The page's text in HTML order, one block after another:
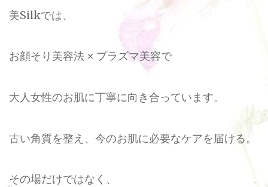
美Silkでは、
お顔そり美容法 × プラズマ美容で
大人女性のお肌に丁寧に向き合っています。
古い角質を整え、今のお肌に必要なケアを届ける。
その場だけではなく、